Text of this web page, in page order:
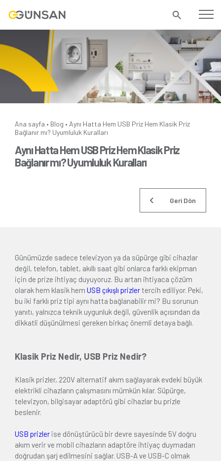
Ana sayfa • Blog • Aynı Hatta Hem USB Priz Hem Klasik Priz
Bağlanır mı? Uyumluluk Kuralları
Aynı Hatta Hem USB Priz Hem Klasik Priz
Bağlanır mı? Uyumluluk Kuralları
Geri Dön
Günümüzde sadece televizyon ya da süpürge gibi cihazlar
değil, telefon, tablet, akıllı saat gibi onlarca farklı ekipman
için de prize ihtiyaç duyuyoruz. Bu artan ihtiyaca çözüm
olarak hem klasik hem USB çıkışlı prizler tercih ediliyor. Peki,
bu iki farklı priz tipi aynı hatta bağlanabilir mi? Bu sorunun
yanıtı, yalnızca teknik uygunluk değil, güvenlik açısından da
dikkatli düşünülmesi gereken birkaç önemli detaya bağlı.
Klasik Priz Nedir, USB Priz Nedir?
Klasik prizler, 220V alternatif akım sağlayarak evdeki büyük
elektrikli cihazların çalışmasını mümkün kılar. Süpürge,
televizyon, bilgisayar adaptörü gibi cihazlar bu prizle
beslenir.
USB prizler ise dönüştürücü bir devre sayesinde 5V doğru
akım verir ve mobil cihazların adaptöre ihtiyaç duymadan
doğrudan şarj edilmesini sağlar. USB-A ve USB-C olmak